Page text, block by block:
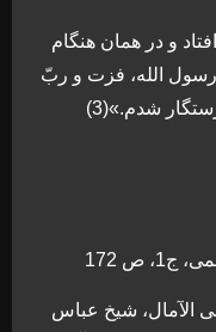
و در همان هنگام
رسول الله، فزت و ربّ
شدم.»(3)
شیخ مفید، ص 23؛ منتهی الآمال، شیخ عباس